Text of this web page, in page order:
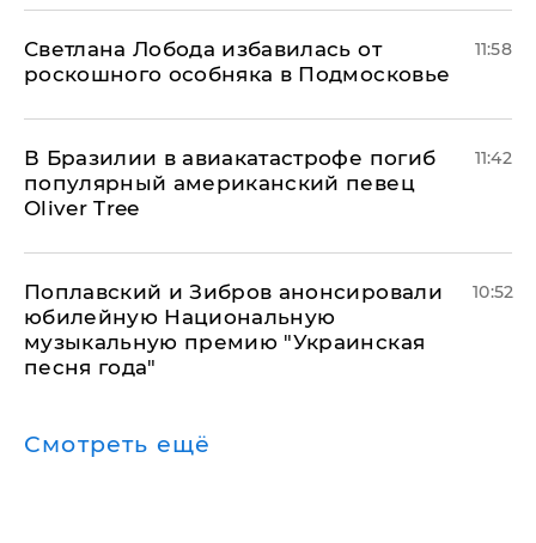
Светлана Лобода избавилась от
роскошного особняка в Подмосковье
11:58
В Бразилии в авиакатастрофе погиб
популярный американский певец
Oliver Tree
11:42
Поплавский и Зибров анонсировали
юбилейную Национальную
музыкальную премию "Украинская
песня года"
10:52
Смотреть ещё